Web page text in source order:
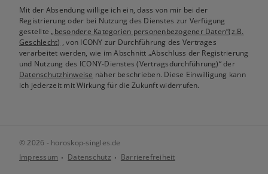
Mit der Absendung willige ich ein, dass von mir bei der
Registrierung oder bei Nutzung des Dienstes zur Verfügung
gestellte„besondere Kategorien personenbezogener Daten“(z.B.
Geschlecht) , von ICONY zur Durchführung des Vertrages
verarbeitet werden, wie im Abschnitt „Abschluss der Registrierung
und Nutzung des ICONY-Dienstes (Vertragsdurchführung)“ der
Datenschutzhinweise näher beschrieben. Diese Einwilligung kann
ich jederzeit mit Wirkung für die Zukunft widerrufen.
© 2026 - horoskop-singles.de
Impressum
Datenschutz Barrierefreiheit